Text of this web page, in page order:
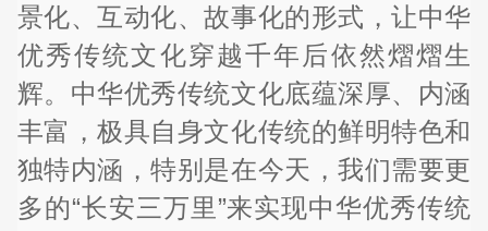
景化、互动化、故事化的形式，让中华
优秀传统文化穿越千年后依然熠熠生
辉。中华优秀传统文化底蕴深厚、内涵
丰富，极具自身文化传统的鲜明特色和
独特内涵，特别是在今天，我们需要更
多的“长安三万里”来实现中华优秀传统